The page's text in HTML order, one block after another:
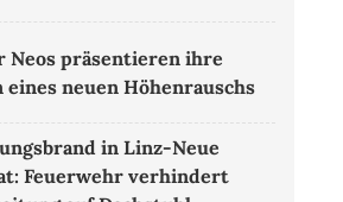
Neos präsentieren ihre
eines neuen Höhenrauschs
in Linz-Neue
Feuerwehr verhindert